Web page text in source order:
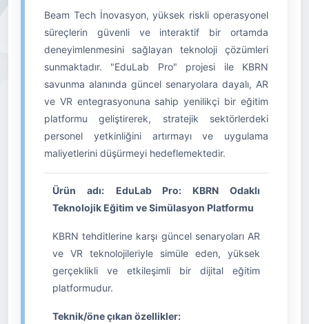
Beam Tech İnovasyon, yüksek riskli operasyonel
süreçlerin güvenli ve interaktif bir ortamda
deneyimlenmesini sağlayan teknoloji çözümleri
sunmaktadır. "EduLab Pro" projesi ile KBRN
savunma alanında güncel senaryolara dayalı, AR
ve VR entegrasyonuna sahip yenilikçi bir eğitim
platformu geliştirerek, stratejik sektörlerdeki
personel yetkinliğini artırmayı ve uygulama
maliyetlerini düşürmeyi hedeflemektedir.
Ürün adı:
EduLab Pro: KBRN Odaklı
Teknolojik Eğitim ve Simülasyon Platformu
KBRN tehditlerine karşı güncel senaryoları AR
ve VR teknolojileriyle simüle eden, yüksek
gerçeklikli ve etkileşimli bir dijital eğitim
platformudur.
Teknik/öne çıkan özellikler: